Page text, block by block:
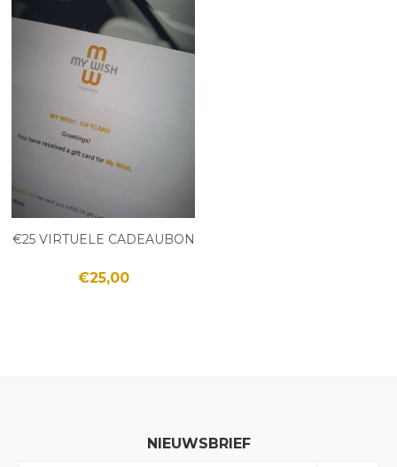
€25 VIRTUELE CADEAUBON
€25,00
NIEUWSBRIEF